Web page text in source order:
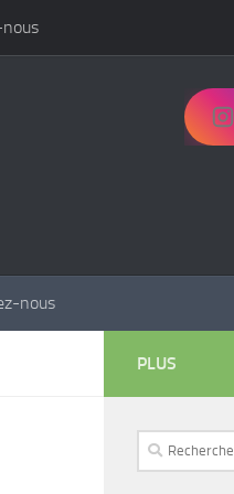
nous
PLUS
Rechercher :